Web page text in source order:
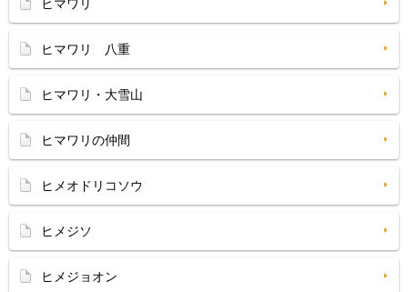
ヒマワリ
ヒマワリ 八重
ヒマワリ・大雪山
ヒマワリの仲間
ヒメオドリコソウ
ヒメジソ
ヒメジョオン